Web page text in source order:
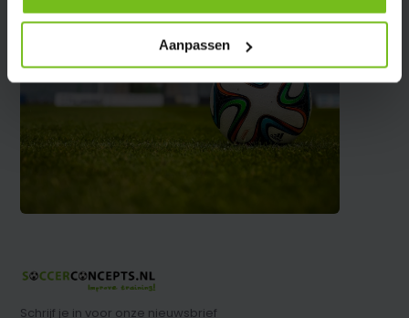
Aanpassen
Schrijf je in voor onze nieuwsbrief